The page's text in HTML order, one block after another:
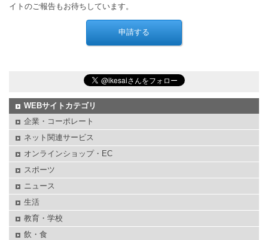
イトのご報告もお待ちしています。
WEBサイトカテゴリ
企業・コーポレート
ネット関連サービス
オンラインショップ・EC
スポーツ
ニュース
生活
教育・学校
飲・食